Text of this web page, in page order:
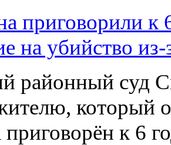
приговорили к
на убийство из-
районный суд
который
к 6